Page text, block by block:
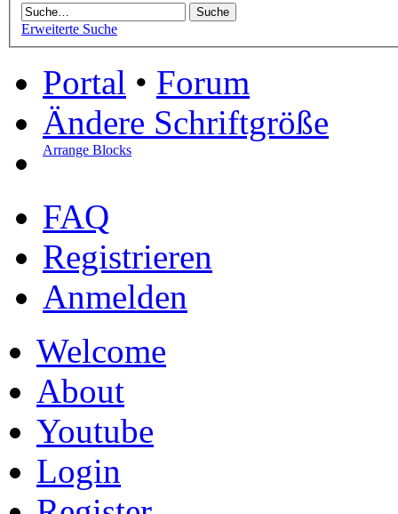
Erweiterte Suche
Portal • Forum
Ändere Schriftgröße
Arrange Blocks
FAQ
Registrieren
Anmelden
Welcome
About
Youtube
Login